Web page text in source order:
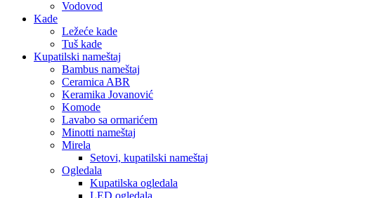
Vodovod
Kade
Ležeće kade
Tuš kade
Kupatilski nameštaj
Bambus nameštaj
Ceramica ABR
Keramika Jovanović
Komode
Lavabo sa ormarićem
Minotti nameštaj
Mirela
Setovi, kupatilski nameštaj
Ogledala
Kupatilska ogledala